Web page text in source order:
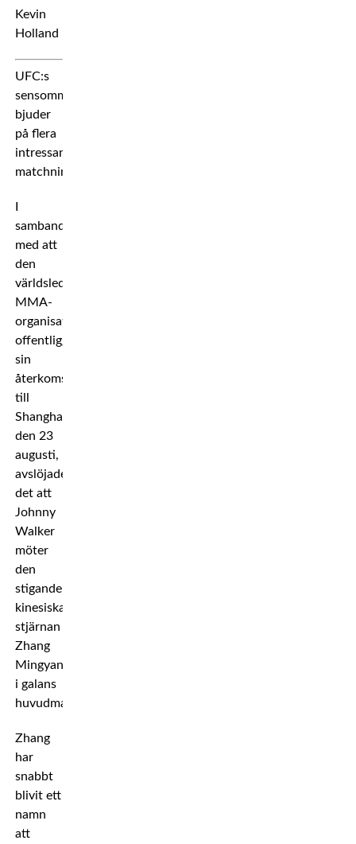
UFC:s
sensommar
bjuder
på flera
intressanta
matchningar.
samband
med att
den
världsledande
MMA-
organisationen
offentliggjorde
sin
återkomst
till
Shanghai
den 23
augusti,
avslöjades
det att
Johnny
Walker
möter
den
stigande
kinesiska
stjärnan
Zhang
Mingyang
i galans
huvudmatch.
Zhang
har
snabbt
blivit ett
namn
att